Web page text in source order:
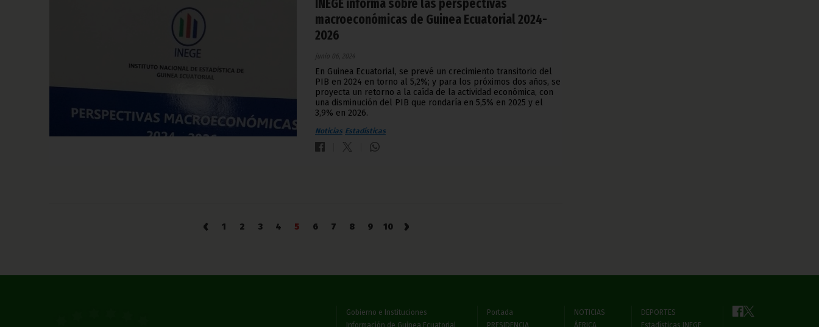
INEGE informa sobre las perspectivas
macroeconómicas de Guinea Ecuatorial 2024-
2026
junio 06, 2024
En Guinea Ecuatorial, se prevé un crecimiento transitorio del
PIB en 2024 en torno al 5,2%; y para los próximos dos años, se
proyecta un retorno a la caída de la actividad económica, con
una disminución del PIB que rondaría en 5,5% en 2025 y el
3,9% en 2026.
Noticias Estadísticas
‹ 1 2 3 4 5 6 7 8 9 10 ›
Gobierno e Instituciones
Portada
NOTICIAS
DEPORTES